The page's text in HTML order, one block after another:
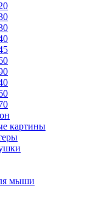
картины
мыши